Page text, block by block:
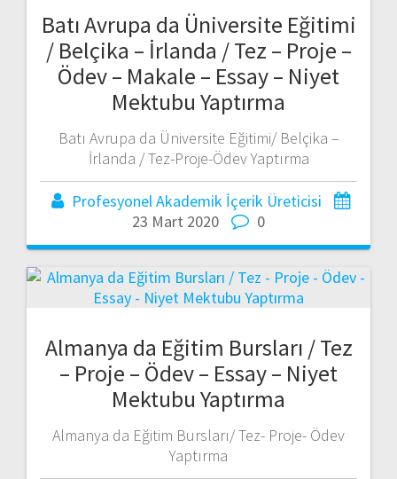
Batı Avrupa da Üniversite Eğitimi
/ Belçika – İrlanda / Tez – Proje –
Ödev – Makale – Essay – Niyet
Mektubu Yaptırma
Batı Avrupa da Üniversite Eğitimi/ Belçika –
İrlanda / Tez-Proje-Ödev Yaptırma
Profesyonel Akademik İçerik Üreticisi
23 Mart 2020
0
Almanya da Eğitim Bursları / Tez
– Proje – Ödev – Essay – Niyet
Mektubu Yaptırma
Almanya da Eğitim Bursları/ Tez- Proje- Ödev
Yaptırma